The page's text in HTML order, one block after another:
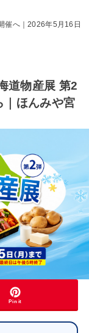
催へ｜2026年5月16日
道物産展 第2
ほんみや宮
Pin it